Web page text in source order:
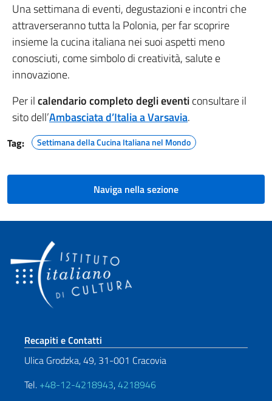
Una settimana di eventi, degustazioni e incontri che
attraverseranno tutta la Polonia, per far scoprire
insieme la cucina italiana nei suoi aspetti meno
conosciuti, come simbolo di creatività, salute e
innovazione.
Per ilcalendario completo degli eventiconsultare il
sito dell’Ambasciata d’Italia a Varsavia.
Tag: Settimana della Cucina Italiana nel Mondo
Naviga nella sezione
Sezione footer
Recapiti e Contatti
Ulica Grodzka, 49, 31-001 Cracovia
Tel. +48-12-4218943,4218946